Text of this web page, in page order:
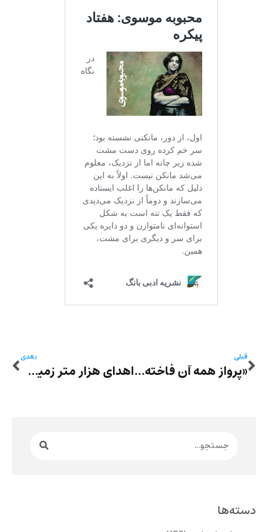
قبلی
«پرواز همه آن فاخته‌ها در آسمان شیرآباد»، به روایت حسین نوش‌آذر
بعدی
اهدای هزار متر زمین با ارزش در ایران به ضارب سلمان رشدی
دسته‌ها